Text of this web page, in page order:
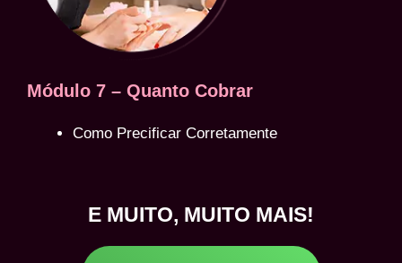
Módulo 7 – Quanto Cobrar
Como Precificar Corretamente
E MUITO, MUITO MAIS!